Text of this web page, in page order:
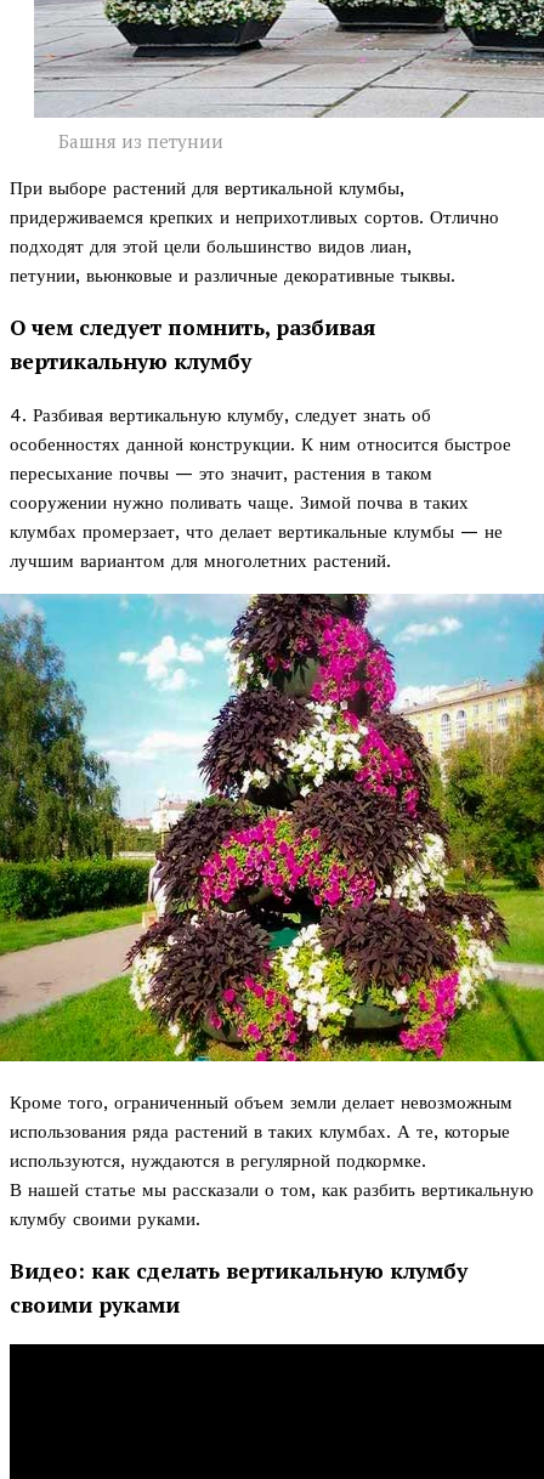
Башня из петунии
При выборе растений для вертикальной клумбы,
придерживаемся крепких и неприхотливых сортов. Отлично
подходят для этой цели большинство видов лиан,
петунии, вьюнковые и различные декоративные тыквы.
О чем следует помнить, разбивая
вертикальную клумбу
4. Разбивая вертикальную клумбу, следует знать об
особенностях данной конструкции. К ним относится быстрое
пересыхание почвы — это значит, растения в таком
сооружении нужно поливать чаще. Зимой почва в таких
клумбах промерзает, что делает вертикальные клумбы — не
лучшим вариантом для многолетних растений.
Кроме того, ограниченный объем земли делает невозможным
использования ряда растений в таких клумбах. А те, которые
используются, нуждаются в регулярной подкормке.
В нашей статье мы рассказали о том, как разбить вертикальную
клумбу своими руками.
Видео: как сделать вертикальную клумбу
своими руками